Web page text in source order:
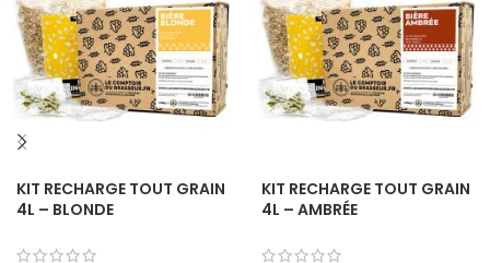
KIT RECHARGE TOUT GRAIN
4L – BLONDE
KIT RECHARGE TOUT GRAIN
4L – AMBRÉE